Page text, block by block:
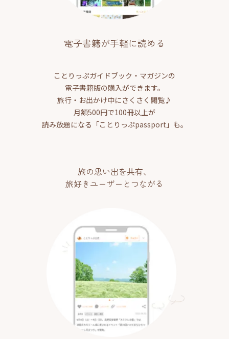
電子書籍が手軽に読める
ことりっぷガイドブック・マガジンの
電子書籍版の購入ができます。
旅行・お出かけ中にさくさく閲覧♪
月額500円で100冊以上が
読み放題になる「ことりっぷpassport」も。
旅の思い出を共有、
旅好きユーザーとつながる